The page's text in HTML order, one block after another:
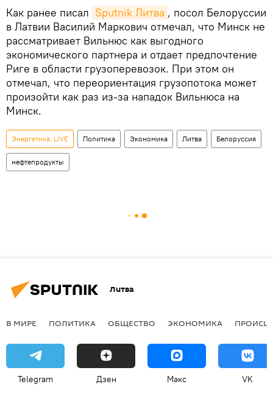
Как ранее писал Sputnik Литва , посол Белоруссии
в Латвии Василий Маркович отмечал, что Минск не
рассматривает Вильнюс как выгодного
экономического партнера и отдает предпочтение
Риге в области грузоперевозок. При этом он
отмечал, что переориентация грузопотока может
произойти как раз из-за нападок Вильнюса на
Минск.
Энергетика. LIVE Политика Экономика Литва Белоруссия
нефтепродукты
Литва
В МИРЕ ПОЛИТИКА ОБЩЕСТВО ЭКОНОМИКА
Telegram Дзен Макс VK